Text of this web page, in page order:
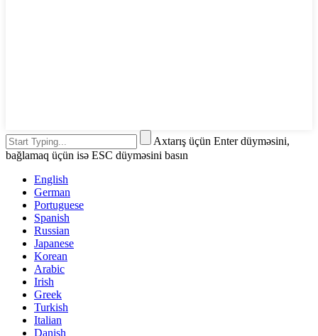
Axtarış üçün Enter düyməsini,
bağlamaq üçün isə ESC düyməsini basın
English
German
Portuguese
Spanish
Russian
Japanese
Korean
Arabic
Irish
Greek
Turkish
Italian
Danish